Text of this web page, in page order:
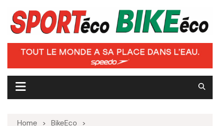
content
Home
BikeEco